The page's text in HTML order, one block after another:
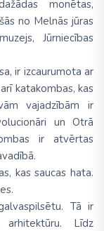
monētas,
no Melnās jūras
Jūrniecības
ir izcaurumota ar
katakombas, kas
vajadzībām ir
un Otrā
ir atvērtas
kas saucas hata.
Tā ir
Līdz